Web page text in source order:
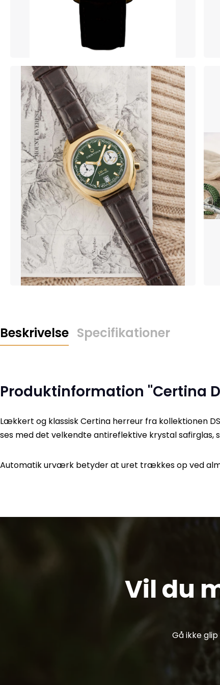
Beskrivelse Specifikationer
Produktinformation "Certina
Lækkert og klassisk Certina herreur fra kollektionen
ses med det velkendte antireflektive krystal
Automatik urværk betyder at uret trækkes op ved
Vil du
Gå ikke